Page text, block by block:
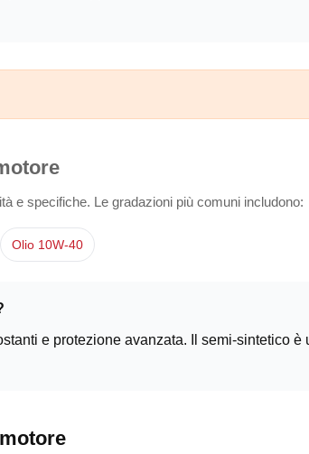
e specifiche. Le gradazioni più comuni includono:
Olio 10W-40
e protezione avanzata. Il semi-sintetico è